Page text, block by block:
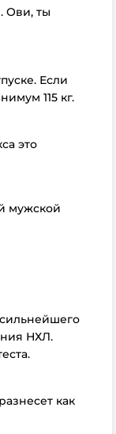
Ови, ты
Если
115 кг.
это
мужской
НХЛ.
как